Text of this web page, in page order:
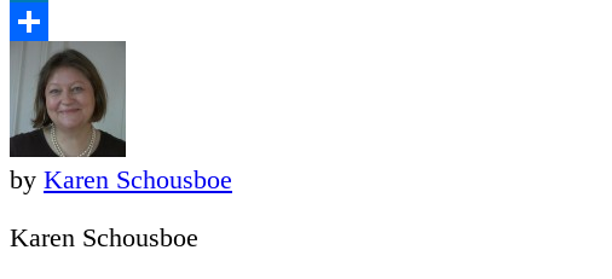
LinkedIn
Share
by Karen Schousboe
Karen Schousboe